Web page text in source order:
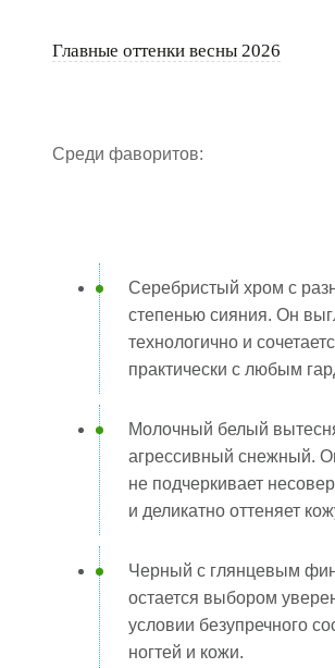
Главные оттенки весны 2026
Среди фаворитов:
Серебристый хром с
степенью сияния. Он
технологично и
практически с любым
Молочный белый
агрессивный снежный.
не подчеркивает
и деликатно оттеняет
Черный с глянцевым
остается выбором
условии безупречного
ногтей и кожи.